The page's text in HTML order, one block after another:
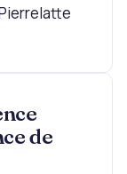
de